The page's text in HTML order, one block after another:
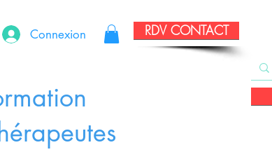
Connexion RDV CONTACT